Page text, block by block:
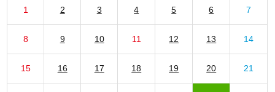
1 2 3 4 5 6 7
8 9 10 11 12 13 14
15 16 17 18 19 20 21